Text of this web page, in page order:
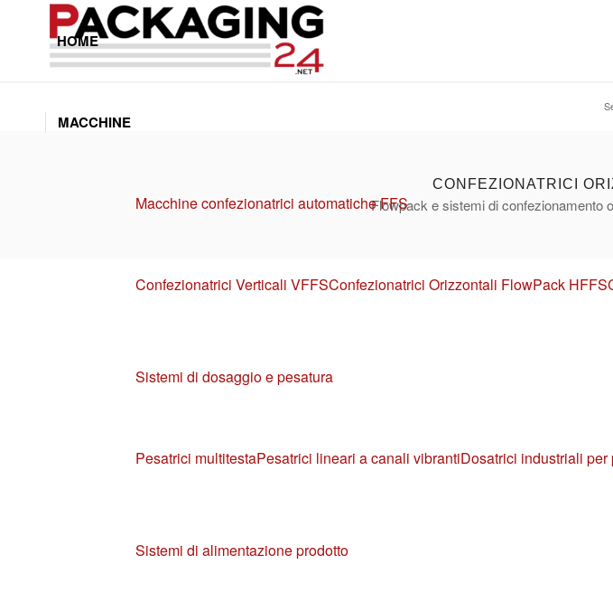
HOME
MACCHINE
Macchine confezionatrici automatiche FFS
Confezionatrici Verticali VFFSConfezionatrici Orizzontali FlowPack HFFS
Sistemi di dosaggio e pesatura
Pesatrici multitestaPesatrici lineari a canali vibrantiDosatrici industriali per
Sistemi di alimentazione prodotto
CONFEZIONATRICI
Flowpack e sistemi di confezionamento